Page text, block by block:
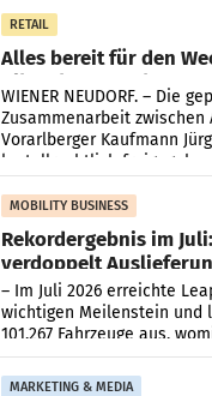
RETAIL
Alles bereit für den
Albrecht setzt ab
WIENER NEUDORF. – Die
Zusammenarbeit zwischen
Vorarlberger Kaufmann
kartellrechtlich freigegeben:
Bundeskartellanwalt
MOBILITY BUSINESS
Rekordergebnis im
verdoppelt
überschreitet die
– Im Juli 2026 erreichte
wichtigen Meilenstein und
101.267 Fahrzeuge aus,
Ergebnis gegenüber Juli
verdoppelte (+102
MARKETING & MEDIA